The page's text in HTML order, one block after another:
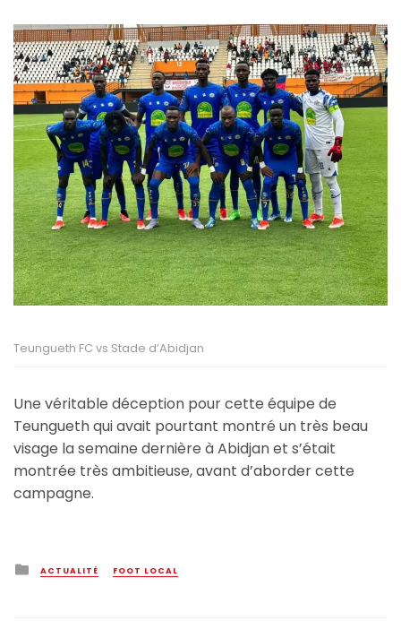
Teungueth FC vs Stade d’Abidjan
Une véritable déception pour cette équipe de
Teungueth qui avait pourtant montré un très beau
visage la semaine dernière à Abidjan et s’était
montrée très ambitieuse, avant d’aborder cette
campagne.
Posted
in
ACTUALITÉ FOOT LOCAL